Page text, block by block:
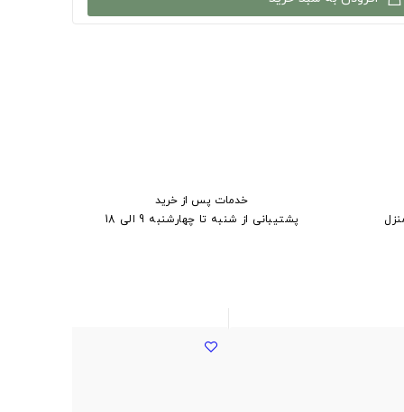
خدمات پس از خرید
پشتیبانی از شنبه تا چهارشنبه 9 الی 18